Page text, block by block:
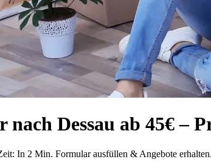
Dessau ab 45€ –
In 2 Min. Formular ausfüllen & Angebote